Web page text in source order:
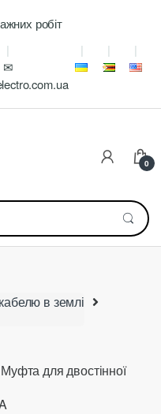
робіт
✉
0
в землі
Муфта для двостінної